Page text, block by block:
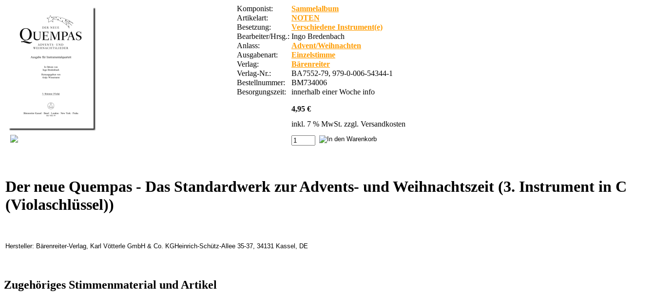
Komponist:
Sammelalbum
Artikelart:
NOTEN
Besetzung:
Verschiedene Instrument(e)
Bearbeiter/Hrsg.: Ingo Bredenbach
Anlass:
Advent/Weihnachten
Ausgabenart:
Einzelstimme
Verlag:
Bärenreiter
Verlag-Nr.:
BA7552-79, 979-0-006-54344-1
Bestellnummer:
BM734006
Besorgungszeit:
innerhalb einer Woche info
4,95 €
inkl. 7 % MwSt. zzgl. Versandkosten
Der neue Quempas - Das Standardwerk zur Advents- und Weihnachtszeit (3. Instrument in C
(Violaschlüssel))
Hersteller: Bärenreiter-Verlag, Karl Vötterle GmbH & Co. KGHeinrich-Schütz-Allee 35-37, 34131 Kassel, DE
Zugehöriges Stimmenmaterial und Artikel